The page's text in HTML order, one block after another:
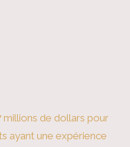
de dollars pour
ayant une expérience